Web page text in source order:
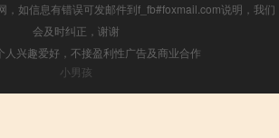
，如信息有错误可发邮件到f_fb#foxmail.com说明，我们
会及时纠正，谢谢
人兴趣爱好，不接盈利性广告及商业合作
小男孩